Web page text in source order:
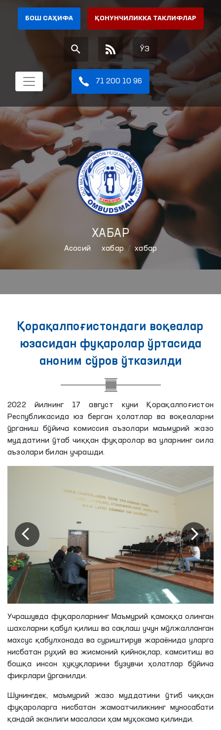
БОШ САҲИФА ҚОНУНЧИЛИККА ТАКЛИФЛАР
ЎЗ
71 200 10 96
ХАБАР
Aсосий хабар хабар
Қорақалпоғистондаги воқеалар
юзасидан фуқаролар ўртасида
аноним сўров ўтказилди
2022 йилнинг 17 август куни Қорақалпоғистон
Республикасида юз берган ҳолатлар ва воқеаларни
ўрганиш бўйича комиссия аъзолари маъмурий жазо
муддатини ўтаб чиққан фуқаролар ва уларнинг оила
аъзолари билан учрашди.
Учрашувда фуқароларнинг Маъмурий қамоққа олинган
шахсларни қабул қилиш ва сақлаш учун мўлжалланган
махсус қабулхонада ва суриштирув жараёнида уларга
нисбатан руҳий ва жисмоний қийноқлар, камситиш ва
бошқа инсон ҳуқуқларини бузувчи ҳолатлар бўйича
фикрлари ўрганилди.
Шунингдек, маъмурий жазо муддатини ўтиб чиққан
фуқароларга нисбатан жамоатчиликнинг муносабати
қандай
масаласи ҳам муҳокама қилинди.